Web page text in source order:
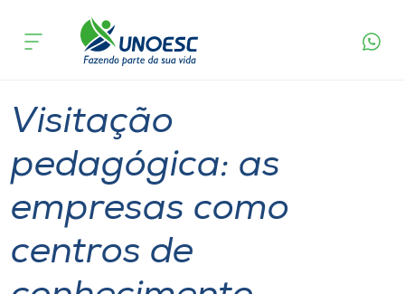
Cursos
Atendimento ao Estudante
Portal de Ensino
acontece
Visitação
pedagógica: as
empresas como
centros de